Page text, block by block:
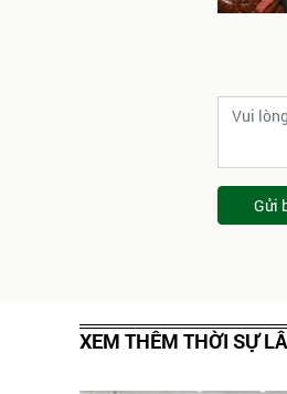
Gửi
XEM THÊM THỜI SỰ